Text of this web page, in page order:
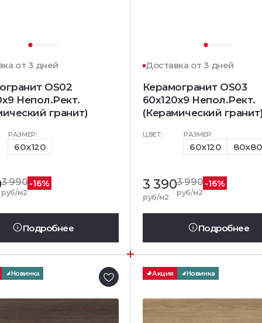
от 3 дней
OS02
Непол.Рект.
гранит)
РАЗМЕР:
60x120
3 990
руб/м2
-16%
Подробнее
Доставка от 3 дней
Керамогранит OS03
60x120x9 Непол.Рект.
(Керамический
ЦВЕТ: РАЗМЕР:
60x120 80x80
3 390
руб/м2
3 990
руб/м2
-16%
Подробнее
Новинка Акция Новинка